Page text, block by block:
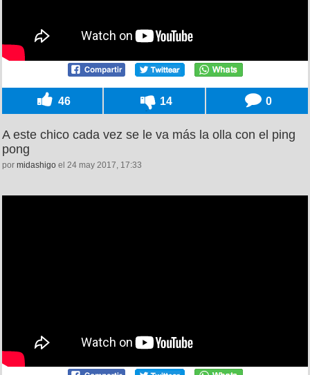
46 14 0
A este chico cada vez se le va más la olla con el ping
pong
por midashigo el 24 may 2017, 17:33